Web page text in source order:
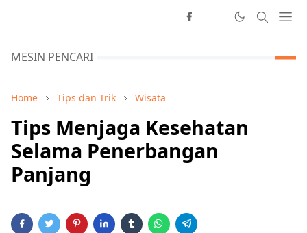
MESIN PENCARI
Home Tips dan Trik Wisata
Tips Menjaga Kesehatan
Selama Penerbangan
Panjang